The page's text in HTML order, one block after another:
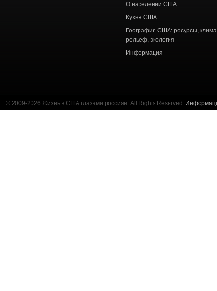
О населении США
Кухня США
География США: ресурсы,
рельеф, экология
Информация
© 2009-2026 Жизнь в США глазами россиян. All Rights Reserved.